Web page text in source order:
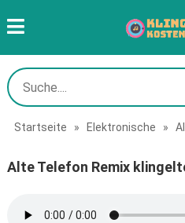
Startseite » Elektronische »
Alte Telefon Remix